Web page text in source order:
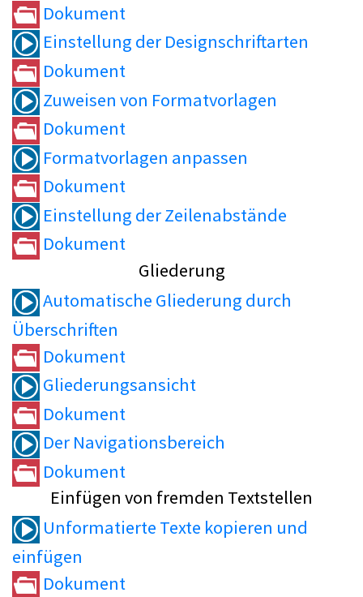
Dokument
Einstellung der Designschriftarten
Dokument
Zuweisen von Formatvorlagen
Dokument
Formatvorlagen anpassen
Dokument
Einstellung der Zeilenabstände
Dokument
Gliederung
Automatische Gliederung durch
Überschriften
Dokument
Gliederungsansicht
Dokument
Der Navigationsbereich
Dokument
Einfügen von fremden Textstellen
Unformatierte Texte kopieren und
einfügen
Dokument